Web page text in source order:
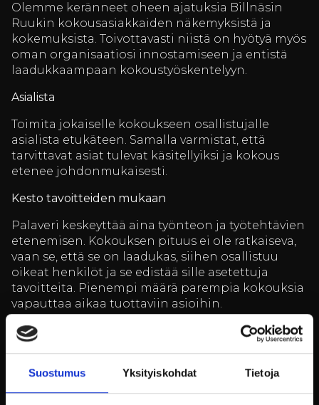
Suostumus Yksityiskohdat Tietoja
Olemme keränneet oheen ajatuksia Billnäsin
Ruukin kokousasiakkaiden näkemyksistä ja
kokemuksista. Toivottavasti niistä on hyötyä myös
oman organisaatiosi innostamiseen ja entistä
laadukkaampaan kokoustyöskentelyyn.
Asialista
Toimita jokaiselle kokoukseen osallistujalle
asialista etukäteen. Samalla varmistat, että
tarvittavat asiat tulevat käsitellyiksi ja kokous
etenee johdonmukaisesti.
Kesto tavoitteiden mukaan
Palaveri keskeyttää aina työnteon ja työtehtävien
etenemisen. Kokouksen pituus ei ole ratkaiseva,
vaan se, että se on laadukas, siihen osallistuu
oikeat henkilöt ja se edistää sille asetettuja
tavoitteita. Pienempi määrä parempia kokouksia
vapauttaa aikaa tuottaviin asioihin.
Keskustelut ja mielipiteet
Mitä enemmän keskustelua ja erilaisiin
kokemuksiin perustuvia mielipiteitä tuodaan
esiin, sitä paremmin kokoukseen osallistuneet